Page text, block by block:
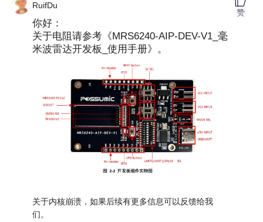
RuifDu
你好：
关于电阻请参考《MRS6240-AIP-DEV-V1_毫
米波雷达开发板_使用手册》。
关于内核崩溃，如果后续有更多信息可以反馈给我
们。
赞